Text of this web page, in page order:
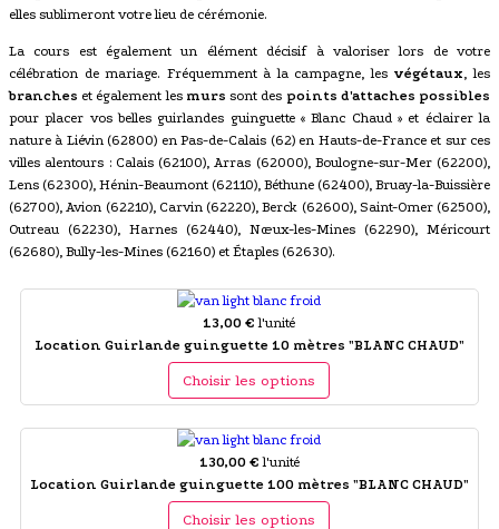
elles sublimeront votre lieu de cérémonie.
La cours est également un élément décisif à valoriser lors de votre
célébration de mariage. Fréquemment à la campagne, les végétaux
, les
branches et également les murs sont des points d'attaches possibles
pour placer vos belles guirlandes guinguette « Blanc Chaud » et éclairer la
nature à Liévin (62800) en Pas-de-Calais (62) en Hauts-de-France et sur ces
villes alentours : Calais (62100), Arras (62000), Boulogne-sur-Mer (62200),
Lens (62300), Hénin-Beaumont (62110), Béthune (62400), Bruay-la-Buissière
(62700), Avion (62210), Carvin (62220), Berck (62600), Saint-Omer (62500),
Outreau (62230), Harnes (62440), Nœux-les-Mines (62290), Méricourt
(62680), Bully-les-Mines (62160) et Étaples (62630).
13,00 € l'unité
Location Guirlande guinguette 10 mètres "BLANC CHAUD"
Choisir les options
130,00 € l'unité
Location Guirlande guinguette 100 mètres "BLANC CHAUD"
Choisir les options